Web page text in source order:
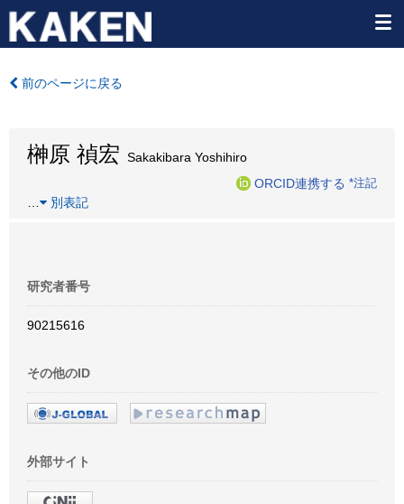
前のページに戻る
榊原 禎宏 Sakakibara Yoshihiro
ORCID連携する *注記
別表記
研究者番号
90215616
その他のID
外部サイト